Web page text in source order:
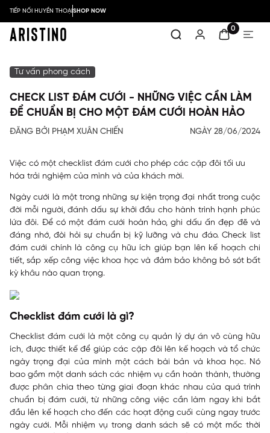
TIẾP NỐI HUYỀN THOẠISHOP NOW
0
Tư vấn phong cách
CHECK LIST ĐÁM CƯỚI - NHỮNG VIỆC CẦN LÀM
ĐỂ CHUẨN BỊ CHO MỘT ĐÁM CƯỚI HOÀN HẢO
ĐĂNG BỞI PHẠM XUÂN CHIẾN NGÀY 28/06/2024
Việc có một checklist đám cưới cho phép các cặp đôi tối ưu
hóa trải nghiệm của mình và của khách mời.
Ngày cưới là một trong những sự kiện trọng đại nhất trong cuộc
đời mỗi người, đánh dấu sự khởi đầu cho hành trình hạnh phúc
lứa đôi. Để có một đám cưới hoàn hảo, ghi dấu ấn đẹp đẽ và
đáng nhớ, đòi hỏi sự chuẩn bị kỹ lưỡng và chu đáo. Check list
đám cưới chính là công cụ hữu ích giúp bạn lên kế hoạch chi
tiết, sắp xếp công việc khoa học và đảm bảo không bỏ sót bất
kỳ khâu nào quan trọng.
Checklist đám cưới là gì?
Checklist đám cưới là một công cụ quản lý dự án vô cùng hữu
ích, được thiết kế để giúp các cặp đôi lên kế hoạch và tổ chức
ngày trọng đại của mình một cách bài bản và khoa học. Nó
bao gồm một danh sách các nhiệm vụ cần hoàn thành, thường
được phân chia theo từng giai đoạn khác nhau của quá trình
chuẩn bị đám cưới, từ những công việc cần làm ngay khi bắt
đầu lên kế hoạch cho đến các hoạt động cuối cùng ngay trước
ngày cưới. Mỗi nhiệm vụ trong danh sách sẽ có một mốc thời